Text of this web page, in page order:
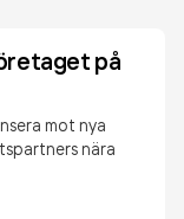
på
mot nya
nära